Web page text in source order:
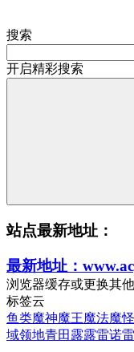
搜索
开启精彩搜索
站点最新地址：
最新地址：
浏览器缓存或更换其
标签云
鱼类魔神魔王魔法魔怪
域领地青田 露露雷诺